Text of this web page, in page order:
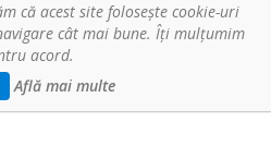
că acest site foloseşte cookie-uri
cât mai bune. Îţi mulțumim
acord.
Află mai multe